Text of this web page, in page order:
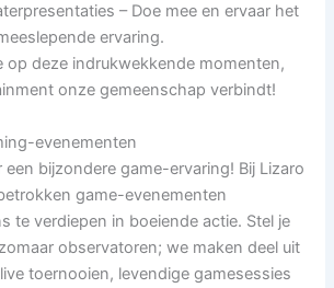
– Doe mee en ervaar het
ervaring.
op deze indrukwekkende momenten,
onze gemeenschap verbindt!
evenementen
een bijzondere game-ervaring! Bij Lizaro
game-evenementen
te verdiepen in boeiende actie. Stel je
observatoren; we maken deel uit
toernooien, levendige gamesessies